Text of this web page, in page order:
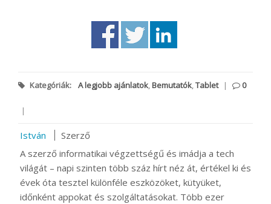
Kategóriák: A legjobb ajánlatok,Bemutatók,Tablet | 0
|
István
Szerző
A szerző informatikai végzettségű és imádja a tech
világát – napi szinten több száz hírt néz át, értékel ki és
évek óta tesztel különféle eszközöket, kütyüket,
időnként appokat és szolgáltatásokat. Több ezer